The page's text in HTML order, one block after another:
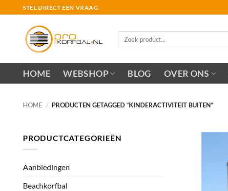
naar
STEL DIRECT EEN VRAAG
HOME WEBSHOP BLOG OVER ONS
HOME / PRODUCTEN GETAGGED “KINDERACTIVITEIT BUITEN”
PRODUCTCATEGORIEËN
Aanbiedingen
Beachkorfbal